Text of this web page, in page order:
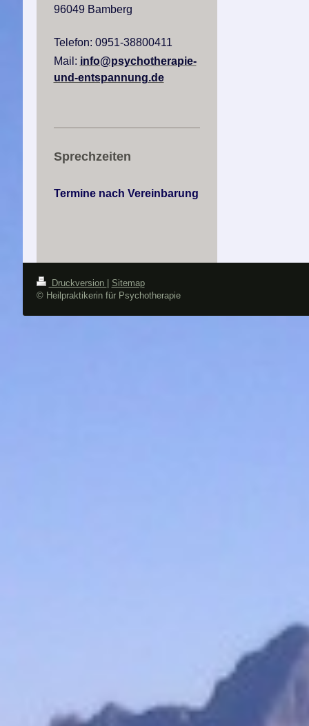
96049 Bamberg
Telefon: 0951-38800411
Mail: info@psychotherapie-
und-entspannung.de
Sprechzeiten
Termine nach Vereinbarung
Druckversion
Sitemap
© Heilpraktikerin für Psychotherapie